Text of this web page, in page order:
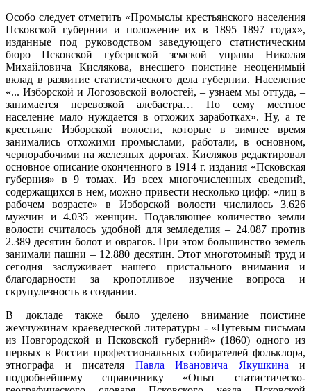
Особо следует отметить «Промыслы крестьянского населения
Псковской губернии и положение их в 1895–1897 годах»,
изданные под руководством заведующего статистическим
бюро Псковской губернской земской управы Николая
Михайловича Кислякова, внесшего поистине неоценимый
вклад в развитие статистического дела губернии. Население
«... Изборской и Логозовской волостей, – узнаем мы оттуда, –
занимается перевозкой алебастра… По сему местное
население мало нуждается в отхожих заработках». Ну, а те
крестьяне Изборской волости, которые в зимнее время
занимались отхожими промыслами, работали, в основном,
чернорабочими на железных дорогах. Кисляков редактировал
основное описание оконченного в 1914 г. издания «Псковская
губерния» в 9 томах. Из всех многочисленных сведений,
содержащихся в нем, можно привести несколько цифр: «лиц в
рабочем возрасте» в Изборской волости числилось 3.626
мужчин и 4.035 женщин. Подавляющее количество земли
волости считалось удобной для земледелия – 24.087 против
2.389 десятин болот и оврагов. При этом большинство земель
занимали пашни – 12.880 десятин. Этот многотомный труд и
сегодня заслуживает нашего пристального внимания и
благодарности за кропотливое изучение вопроса и
скрупулезность в создании.
В докладе также было уделено внимание поистине
жемчужинам краеведческой литературы - «Путевым письмам
из Новгородской и Псковской губерний» (1860) одного из
первых в России профессиональных собирателей фольклора,
этнографа и писателя Павла Ивановича Якушкина и
подробнейшему справочнику «Опыт статистическо-